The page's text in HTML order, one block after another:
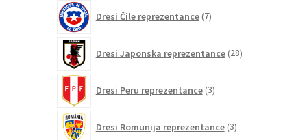
Dresi Čile reprezentance 7izdelkov
Dresi Japonska reprezentance 28izdelkov
Dresi Peru reprezentance 3izdelki
Dresi Romunija reprezentance 3izdelki